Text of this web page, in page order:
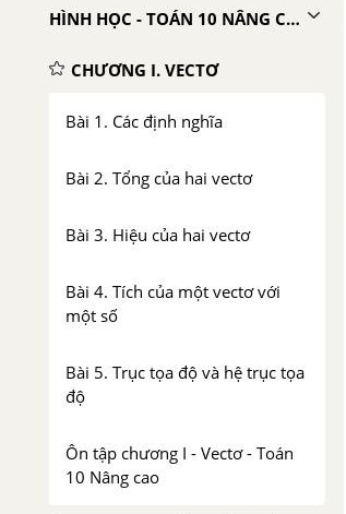
HÌNH HỌC - TOÁN 10 NÂNG CAO
CHƯƠNG I. VECTƠ
Bài 1. Các định nghĩa
Bài 2. Tổng của hai vectơ
Bài 3. Hiệu của hai vectơ
Bài 4. Tích của một vectơ với
một số
Bài 5. Trục tọa độ và hệ trục tọa
độ
Ôn tập chương I - Vectơ - Toán
10 Nâng cao